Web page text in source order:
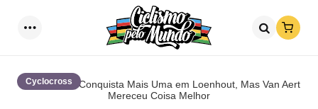
Loja
Cyclocross
Van der Poel Conquista Mais Uma em Loenhout, Mas Van Aert
Mereceu Coisa Melhor